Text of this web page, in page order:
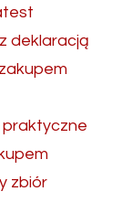
deklaracją
praktyczne
zbiór